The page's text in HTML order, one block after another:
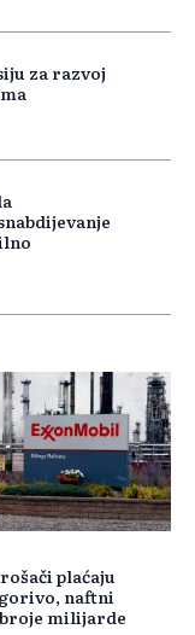
za razvoj
plaćaju
naftni
milijarde